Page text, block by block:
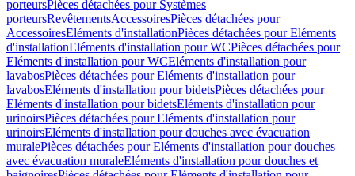
porteursPièces détachées pour Systèmes
porteursRevêtementsAccessoiresPièces détachées pour
AccessoiresEléments d'installationPièces détachées pour Eléments
d'installationEléments d'installation pour WCPièces détachées pour
Eléments d'installation pour WCEléments d'installation pour
lavabosPièces détachées pour Eléments d'installation pour
lavabosEléments d'installation pour bidetsPièces détachées pour
Eléments d'installation pour bidetsEléments d'installation pour
urinoirsPièces détachées pour Eléments d'installation pour
urinoirsEléments d'installation pour douches avec évacuation
muralePièces détachées pour Eléments d'installation pour douches
avec évacuation muraleEléments d'installation pour douches et